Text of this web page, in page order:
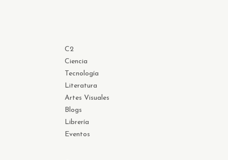
C2
Ciencia
Tecnología
Literatura
Artes Visuales
Blogs
Librería
Eventos